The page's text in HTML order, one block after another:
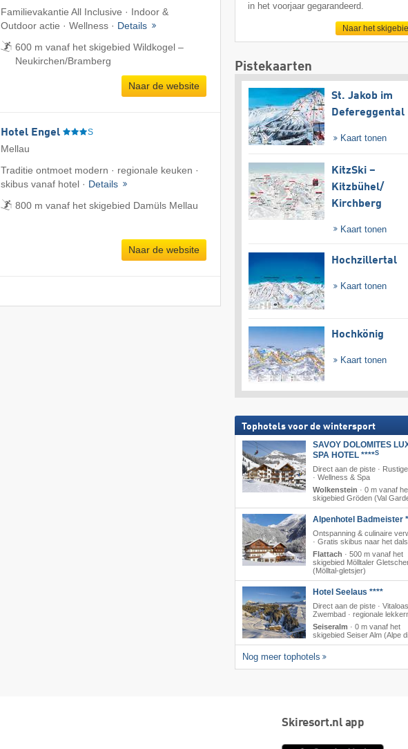
Familievakantie All Inclusive · Indoor &
Outdoor actie · Wellness · Details
600 m vanaf het skigebied Wildkogel –
Neukirchen/​Bramberg
Naar de website
Hotel Engel S
Mellau
Traditie ontmoet modern · regionale keuken ·
skibus vanaf hotel · Details
800 m vanaf het skigebied Damüls Mellau
Naar de website
in het voorjaar gegarandeerd.
Naar het
Pistekaarten
St. Jakob im
Defereggental
Kaart tonen
KitzSki –
Kitzbühel/​
Kirchberg
Kaart tonen
Hochzillertal
Kaart tonen
Hochkönig
Kaart tonen
Tophotels voor de wintersport
SAVOY DOLOMITES
SPA HOTEL ****S
Direct aan de piste ·
· Wellness & Spa
Wolkenstein · 0 m vanaf
skigebied Gröden (Val
Alpenhotel Badmeister
Ontspanning & culinaire
· Gratis skibus naar het
Flattach · 500 m vanaf het
skigebied Mölltaler
(Mölltal-gletsjer)
Hotel Seelaus ****
Direct aan de piste ·
Zwembad · regionale
Seiseralm · 0 m vanaf het
skigebied Seiser Alm (Alpe
Nog meer tophotels
Skiresort.nl app